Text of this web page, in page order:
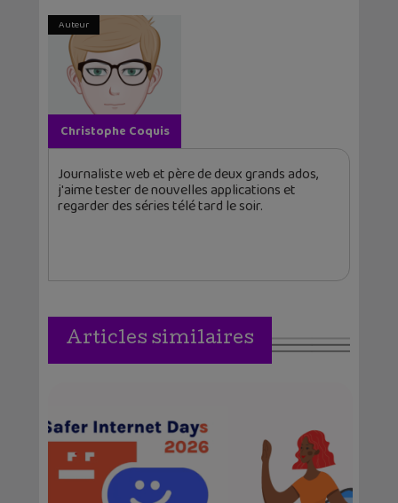
Auteur
Christophe Coquis
Journaliste web et père de deux grands ados,
j'aime tester de nouvelles applications et
regarder des séries télé tard le soir.
Articles similaires